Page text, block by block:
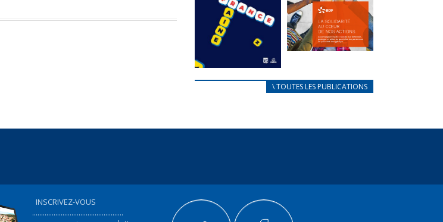
2024
FEUILLETER
au coeur de
nos actions
en France,...
FEUILLETER
\ TOUTES LES PUBLICATIONS
INSCRIVEZ-VOUS
...................................................